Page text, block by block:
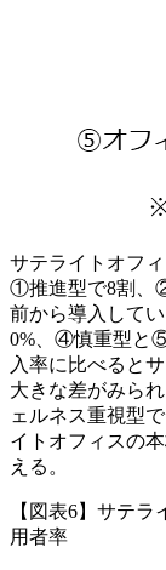
サテライトオフ
①推進型で8割、
前から導入して
0%、④慎重型と
入率に比べると
大きな差がみら
ェルネス重視型
イトオフィスの
える。
【図表6】サテ
用者率